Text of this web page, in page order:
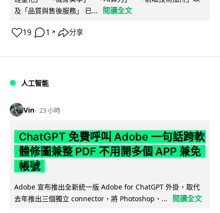
及「品質與售後服務」 已...
閱讀全文
19 1 ↗ 分享
人工智能
Vin 23 小時
ChatGPT 免費呼叫 Adobe 一句話跨軟
體修圖兼整 PDF 不用開多個 APP 兼免
帳號
Adobe 宣布推出全新統一版 Adobe for ChatGPT 外掛，取代
去年推出三個獨立 connector，將 Photoshop、...
閱讀全文